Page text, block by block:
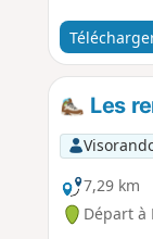
Les
7,29 km
Départ à